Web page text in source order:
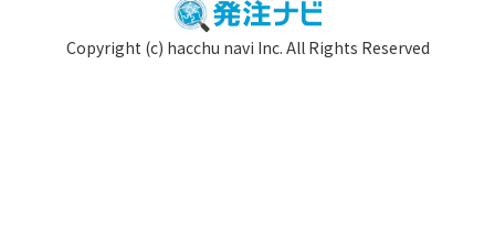
Copyright (c) hacchu navi Inc. All Rights Reserved